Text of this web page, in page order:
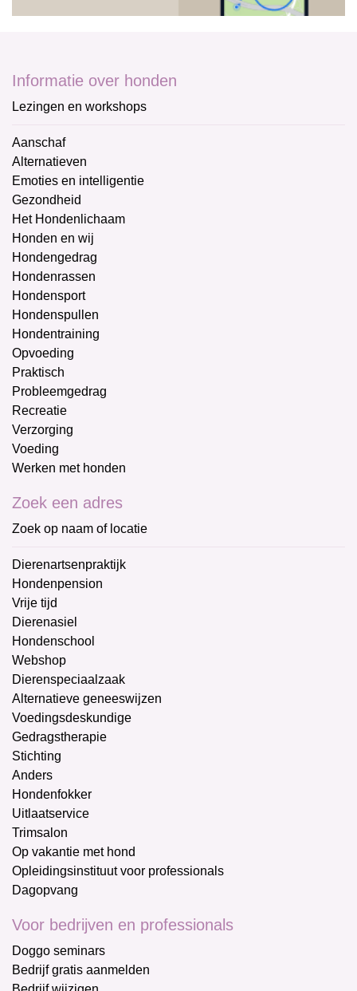
Informatie over honden
Lezingen en workshops
Aanschaf
Alternatieven
Emoties en intelligentie
Gezondheid
Het Hondenlichaam
Honden en wij
Hondengedrag
Hondenrassen
Hondensport
Hondenspullen
Hondentraining
Opvoeding
Praktisch
Probleemgedrag
Recreatie
Verzorging
Voeding
Werken met honden
Zoek een adres
Zoek op naam of locatie
Dierenartsenpraktijk
Hondenpension
Vrije tijd
Dierenasiel
Hondenschool
Webshop
Dierenspeciaalzaak
Alternatieve geneeswijzen
Voedingsdeskundige
Gedragstherapie
Stichting
Anders
Hondenfokker
Uitlaatservice
Trimsalon
Op vakantie met hond
Opleidingsinstituut voor professionals
Dagopvang
Voor bedrijven en professionals
Doggo seminars
Bedrijf gratis aanmelden